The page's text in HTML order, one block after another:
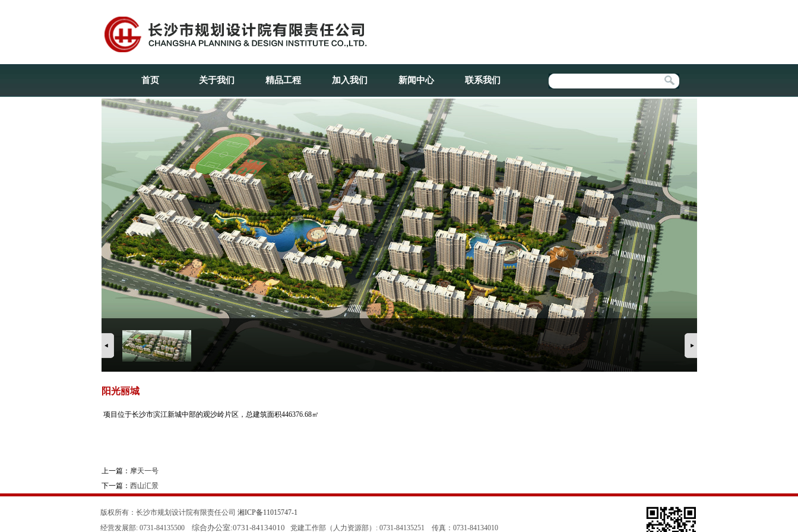
首页 关于我们 精品工程 加入我们 新闻中心 联系我们
阳光丽城
项目位于长沙市滨江新城中部的观沙岭片区，总建筑面积446376.68㎡
上一篇： 摩天一号
下一篇： 西山汇景
版权所有：长沙市规划设计院有限责任公司 湘ICP备11015747-1
经营发展部: 0731-84135500 综合办公室:0731-84134010 党建工作部（人力资源部）: 0731-84135251 传真：0731-84134010